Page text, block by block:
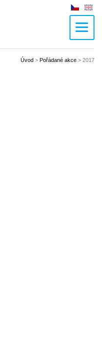
Czech
Úvod > Pořádané akce > 2017